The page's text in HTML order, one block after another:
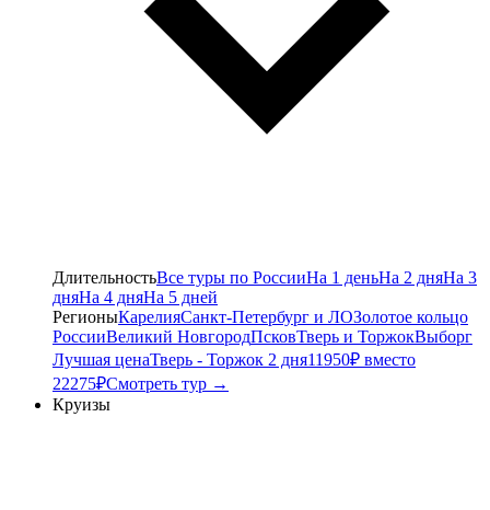
ДлительностьВсе туры по РоссииНа 1 деньНа 2 дняНа 3
дняНа 4 дняНа 5 дней
РегионыКарелияСанкт-Петербург и ЛОЗолотое кольцо
РоссииВеликий НовгородПсковТверь и ТоржокВыборг
Лучшая ценаТверь - Торжок 2 дня11950₽ вместо
22275₽Смотреть тур →
Круизы